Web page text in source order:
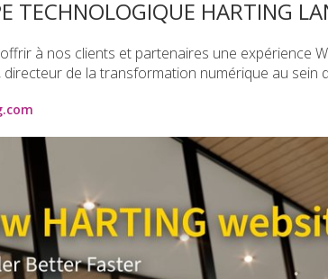
TECHNOLOGIQUE HARTING
à nos clients et partenaires une expérience
directeur de la transformation numérique au sein